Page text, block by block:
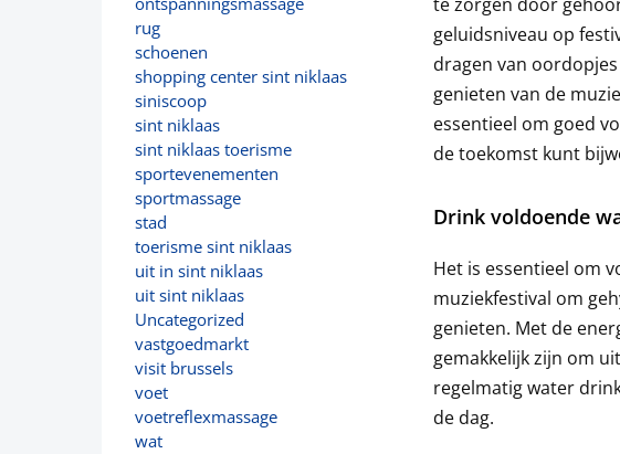
rug
schoenen
shopping center sint niklaas
siniscoop
sint niklaas
sint niklaas toerisme
sportevenementen
sportmassage
stad
toerisme sint niklaas
uit in sint niklaas
uit sint niklaas
Uncategorized
vastgoedmarkt
visit brussels
voet
voetreflexmassage
wat
geluidsniveau op
dragen van
genieten van de
essentieel om goed
de toekomst kunt
Drink voldoende
Het is essentieel om
muziekfestival om
genieten. Met de
gemakkelijk zijn om
regelmatig water
de dag.